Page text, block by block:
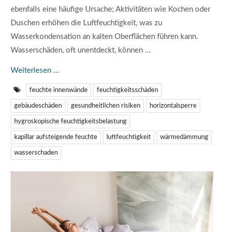
ebenfalls eine häufige Ursache; Aktivitäten wie Kochen oder
Duschen erhöhen die Luftfeuchtigkeit, was zu
Wasserkondensation an kalten Oberflächen führen kann.
Wasserschäden, oft unentdeckt, können ...
Weiterlesen ...
feuchte innenwände feuchtigkeitsschäden
gebäudeschäden gesundheitlichen risiken horizontalsperre
hygroskopische feuchtigkeitsbelastung
kapillar aufsteigende feuchte luftfeuchtigkeit wärmedämmung
wasserschaden